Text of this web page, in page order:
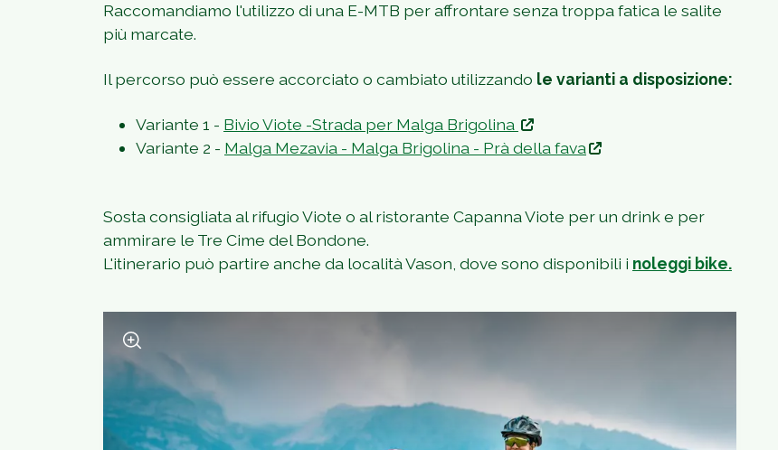
Raccomandiamo l'utilizzo di una E-MTB per affrontare senza troppa fatica le salite
più marcate.
Il percorso può essere accorciato o cambiato utilizzando le varianti a disposizione:
Variante 1 - Bivio Viote -Strada per Malga Brigolina
Variante 2 - Malga Mezavia - Malga Brigolina - Prà della fava
Sosta consigliata al rifugio Viote o al ristorante Capanna Viote per un drink e per
ammirare le Tre Cime del Bondone.
L'itinerario può partire anche da località Vason, dove sono disponibili i noleggi bike.